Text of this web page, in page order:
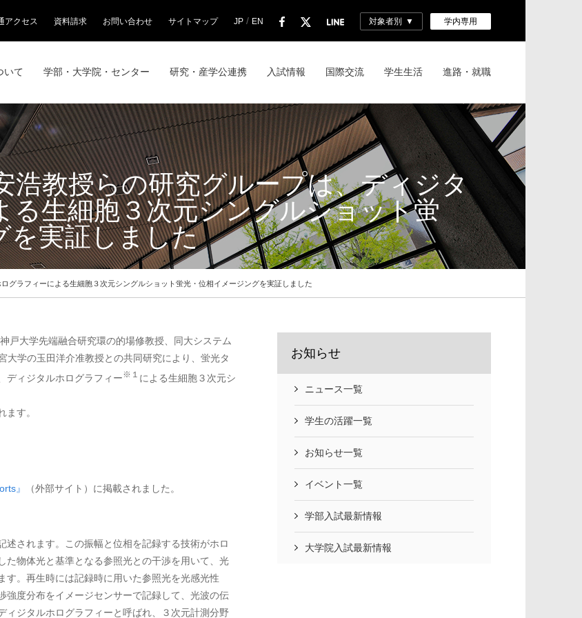
アクセス 資料請求 お問い合わせ サイトマップ JP / EN 対象者別 学内専用
いて 学部・大学院・センター 研究・産学公連携 入試情報 国際交流 学生生活 進路・就職
浩教授らの研究グループは、ディジタ
る生細胞３次元シングルショット蛍
を実証しました
グラフィーによる生細胞３次元シングルショット蛍光・位相イメージングを実証しました
大学先端融合研究環の的場修教授、同大システム
学の玉田洋介准教授との共同研究により、蛍光タ
ディジタルホログラフィー※１ による生細胞３次元シ
す。
』 （外部サイト）に掲載されました。
されます。この振幅と位相を記録する技術がホロ
た物体光と基準となる参照光との干渉を用いて、光
。再生時には記録時に用いた参照光を光感光性
強度分布をイメージセンサーで記録して、光波の伝
ジタルホログラフィーと呼ばれ、３次元計測分野
お知らせ
ニュース一覧
学生の活躍一覧
お知らせ一覧
イベント一覧
学部入試最新情報
大学院入試最新情報